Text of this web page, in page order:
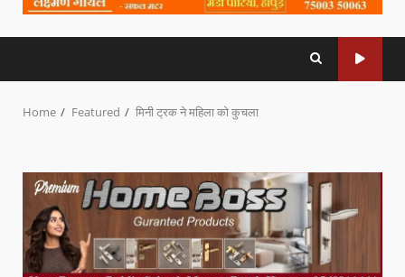
Home Featured मिनी ट्रक ने महिला को कुचला